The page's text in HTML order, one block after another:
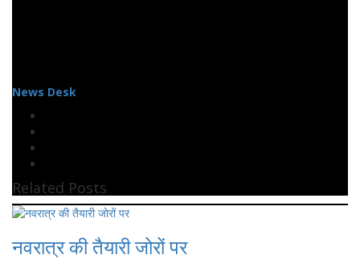
News Desk
Related Posts
नवरात्र की तैयारी जोरों पर